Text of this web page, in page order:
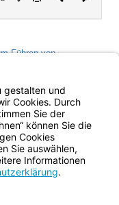
Führen von
der nach
des
Einheiten des